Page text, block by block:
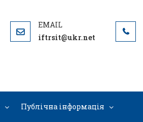
iftrsit@ukr.net
Публічна інформація